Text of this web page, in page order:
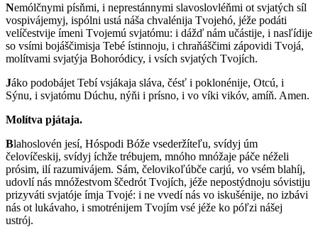
Nemólčnymi písňmi, i neprestánnymi slavoslovléňmi ot svjatých síl
vospivájemyj, ispólni ustá náša chvalénija Tvojehó, jéže podáti
velíčestvije ímeni Tvojemú svjatómu: i dážď nám učástije, i nasľídije
so vsími bojáščimisja Tebé ístinnoju, i chraňáščimi zápovidi Tvojá,
molítvami svjatýja Bohoródicy, i vsích svjatých Tvojích.
Jáko podobájet Tebí vsjákaja sláva, čésť i poklonénije, Otcú, i
Sýnu, i svjatómu Dúchu, nýňi i prísno, i vo víki vikóv, amíň. Amen.
Molítva pjátaja.
Blahoslovén jesí, Hóspodi Bóže vsederžíteľu, svídyj úm
čelovíčeskij, svídyj íchže trébujem, mnóho mnóžaje páče néželi
prósim, ilí razumivájem. Sám, čelovikoľúbče carjú, vo vsém blahíj,
udovlí nás mnóžestvom ščedrót Tvojích, jéže nepostýdnoju sóvistiju
prizyváti svjatóje ímja Tvojé: i ne vvedí nás vo iskušénije, no izbávi
nás ot lukávaho, i smotrénijem Tvojím vsé jéže ko póľzi nášej
ustrój.